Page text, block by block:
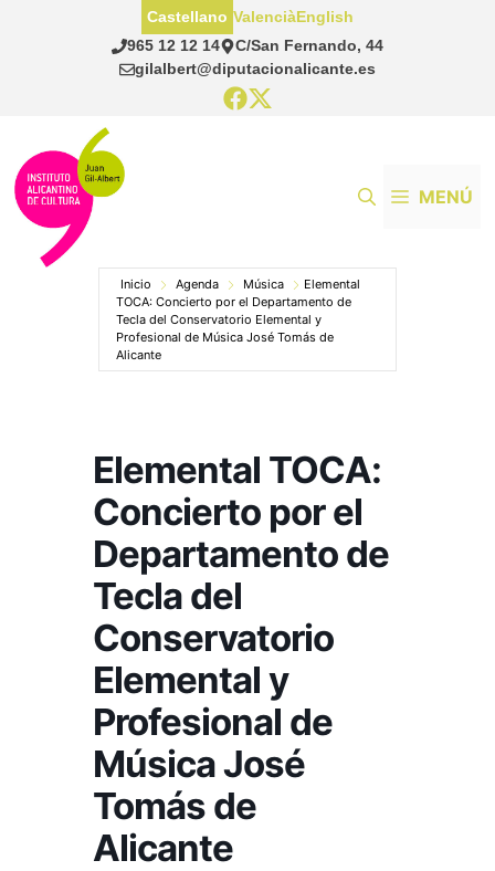
965 12 12 14
C/San Fernando, 44
gilalbert@diputacionalicante.es
Castellano ValenciàEnglish
MENÚ
Inicio Agenda Música
Elemental
TOCA: Concierto por el Departamento de
Tecla del Conservatorio Elemental y
Profesional de Música José Tomás de
Alicante
Elemental TOCA:
Concierto por el
Departamento de
Tecla del
Conservatorio
Elemental y
Profesional de
Música José
Tomás de
Alicante